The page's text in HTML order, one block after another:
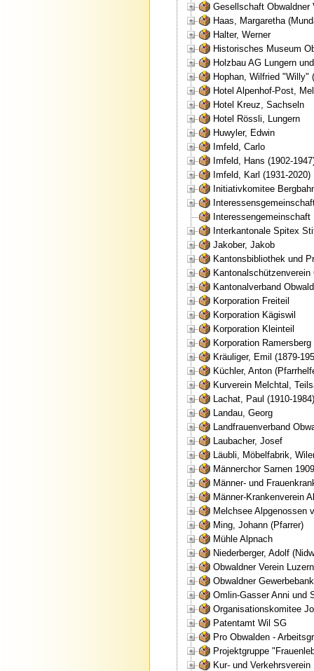
Gesellschaft Obwaldner
Haas, Margaretha
Halter, Werner
Historisches Museum
Holzbau AG Lungern
Hophan, Wilfried "Willy"
Hotel Alpenhof-Post,
Hotel Kreuz, Sachseln
Hotel Rössli, Lungern
Huwyler, Edwin
Imfeld, Carlo
Imfeld, Hans (1902-
Imfeld, Karl (1931-2020)
Initiativkomitee
Interkantonale Spitex
Jakober, Jakob
Kantonsbibliothek und
Kantonalschützenverein
Kantonalverband
Korporation Freiteil
Korporation Kägiswil
Korporation Kleinteil
Korporation Ramersberg
Kräuliger, Emil (1879-
Küchler, Anton
Kurverein Melchtal,
Lachat, Paul (1910-
Landau, Georg
Landfrauenverband
Laubacher, Josef
Läubli, Möbelfabrik,
Männerchor Sarnen
Männer- und
Männer-Krankenverein
Melchsee Alpgenossen
Ming, Johann (Pfarrer)
Mühle Alpnach
Niederberger, Adolf
Obwaldner Verein Luzern
Obwaldner Gewerbebank
Omlin-Gasser Anni und
Organisationskomitee
Patentamt Wil SG
Pro Obwalden -
Projektgruppe
Kur- und Verkehrsverein